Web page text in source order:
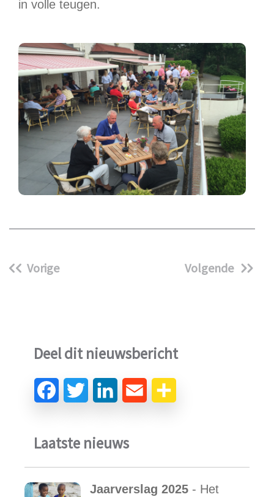
in volle teugen.
Vorige Volgende
Deel dit nieuwsbericht
Laatste nieuws
Jaarverslag 2025 - Het